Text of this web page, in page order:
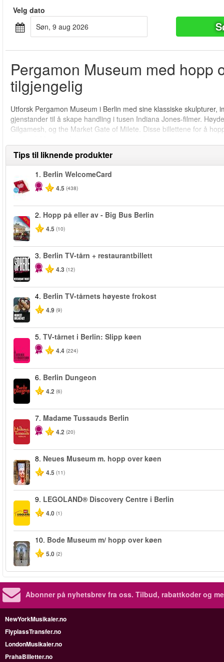
Velg dato
søn, 9 aug 2026
Pergamon Museum med hopp
tilgjengelig
Utforsk Pergamon Museum i Berlin med sine klassiske
gjenstander til å skape handling i tusen Indiana Jones-filmer.
Gilgamesh, og the Market Gate of Milete. Disse billettene for å
Tips til liknende produkter
1. Berlin WelcomeCard
4.5 (438)
-40%
2. Hopp på eller av - Big Bus Berlin
4.5 (10)
3. Berlin TV‑tårn + restaurantbillett
4.3 (12)
4. Berlin TV-tårnets høyeste frokost
4.9 (9)
5. TV-tårnet i Berlin: Slipp køen
4.4 (224)
6. Berlin Dungeon
4.2 (6)
7. Madame Tussauds Berlin
4.2 (20)
8. Neues Museum m. hopp over køen
4.5 (11)
9. LEGOLAND® Discovery Centre i Berlin
4.0 (1)
10. Bode Museum m/ hopp over køen
5.0 (2)
Abonner på nyhetsbrev fra oss. Tilbud, rabattkoder og
NewYorkMusikaler.no
FlyplassTransfer.no
LondonMusikaler.no
PrahaBilletter.no